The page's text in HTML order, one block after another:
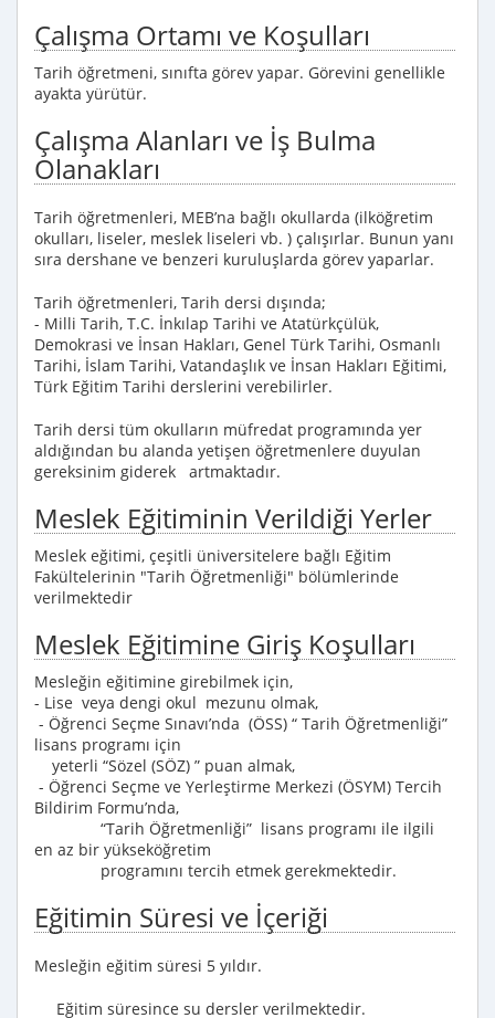
Çalışma Ortamı ve Koşulları
Tarih öğretmeni, sınıfta görev yapar. Görevini genellikle
ayakta yürütür.
Çalışma Alanları ve İş Bulma
Olanakları
Tarih öğretmenleri, MEB’na bağlı okullarda (ilköğretim
okulları, liseler, meslek liseleri vb. ) çalışırlar. Bunun yanı
sıra dershane ve benzeri kuruluşlarda görev yaparlar.
Tarih öğretmenleri, Tarih dersi dışında;
- Milli Tarih, T.C. İnkılap Tarihi ve Atatürkçülük,
Demokrasi ve İnsan Hakları, Genel Türk Tarihi, Osmanlı
Tarihi, İslam Tarihi, Vatandaşlık ve İnsan Hakları Eğitimi,
Türk Eğitim Tarihi derslerini verebilirler.
Tarih dersi tüm okulların müfredat programında yer
aldığından bu alanda yetişen öğretmenlere duyulan
gereksinim giderek artmaktadır.
Meslek Eğitiminin Verildiği Yerler
Meslek eğitimi, çeşitli üniversitelere bağlı Eğitim
Fakültelerinin "Tarih Öğretmenliği" bölümlerinde
verilmektedir
Meslek Eğitimine Giriş Koşulları
Mesleğin eğitimine girebilmek için,
- Lise veya dengi okul mezunu olmak,
- Öğrenci Seçme Sınavı’nda (ÖSS) “ Tarih Öğretmenliği”
lisans programı için
yeterli “Sözel (SÖZ) ” puan almak,
- Öğrenci Seçme ve Yerleştirme Merkezi (ÖSYM) Tercih
Bildirim Formu’nda,
“Tarih Öğretmenliği” lisans programı ile ilgili
en az bir yükseköğretim
programını tercih etmek gerekmektedir.
Eğitimin Süresi ve İçeriği
Mesleğin eğitim süresi 5 yıldır.
Eğitim süresince su dersler verilmektedir.